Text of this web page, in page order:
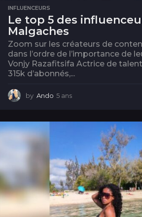
INFLUENCEURS
Le top 5 des
Malgaches
Zoom sur les créateurs de
dans l’ordre de l’importance de
Vonjy Razafitsifa Actrice de
315k d’abonnés,...
by Ando 5 ans
s